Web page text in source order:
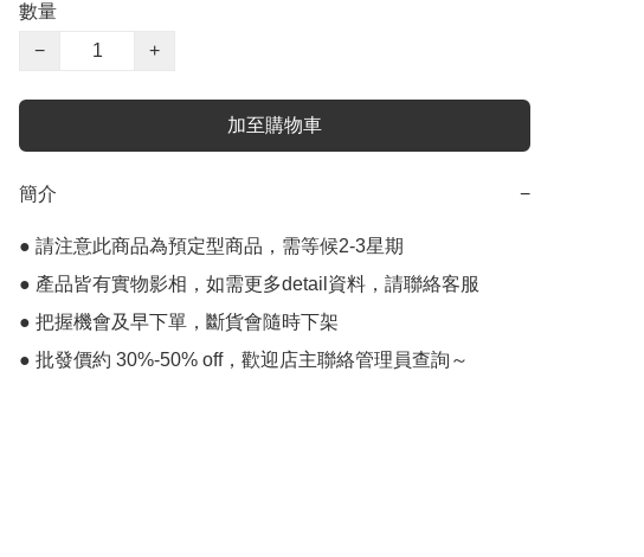
數量
−
+
加至購物車
簡介 −
● 請注意此商品為預定型商品，需等候2-3星期
● 產品皆有實物影相，如需更多detail資料，請聯絡客服
● 把握機會及早下單，斷貨會隨時下架
● 批發價約 30%-50% off，歡迎店主聯絡管理員查詢～